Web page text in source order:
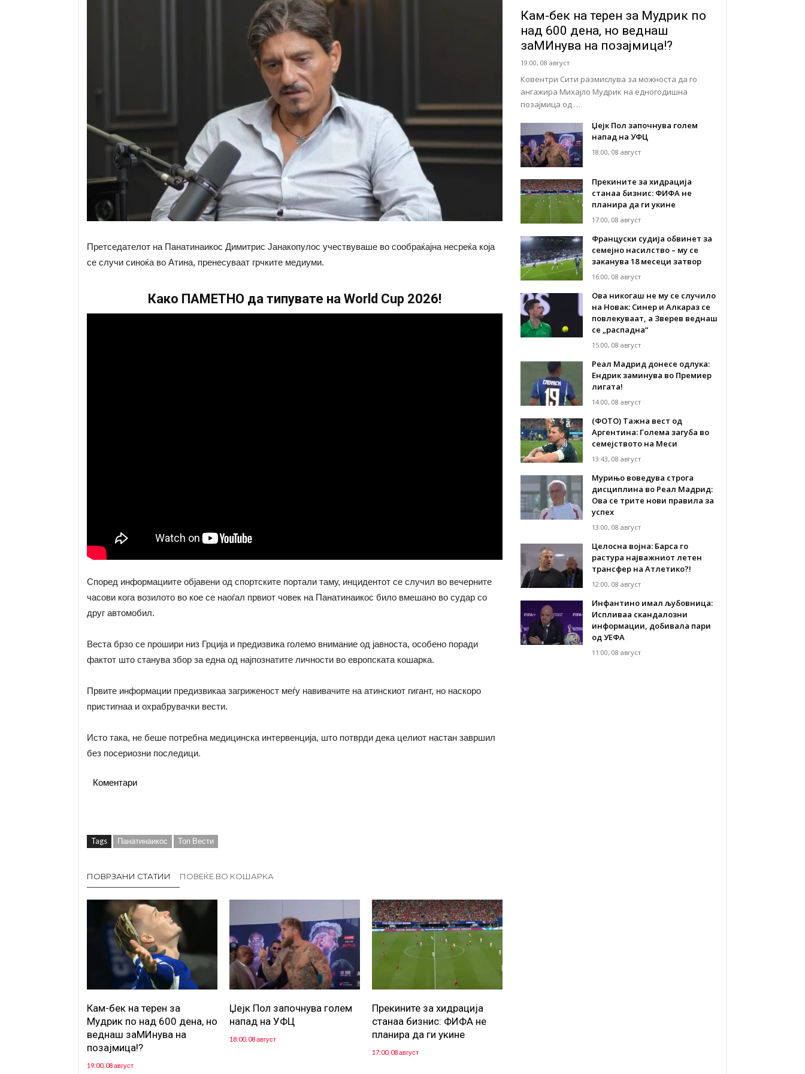
Претседателот на Панатинаикос Димитрис Јанакопулос учествуваше во сообраќајна несреќа која
се случи синоќа во Атина, пренесуваат грчките медиуми.
Како ПАМЕТНО да типувате на World Cup 2026!
Според информациите објавени од спортските портали таму, инцидентот се случил во вечерните
часови кога возилото во кое се наоѓал првиот човек на Панатинаикос било вмешано во судар со
друг автомобил.
Веста брзо се прошири низ Грција и предизвика големо внимание од јавноста, особено поради
фактот што станува збор за една од најпознатите личности во европската кошарка.
Првите информации предизвикаа загриженост меѓу навивачите на атинскиот гигант, но наскоро
пристигнаа и охрабрувачки вести.
Исто така, не беше потребна медицинска интервенција, што потврди дека целиот настан завршил
без посериозни последици.
Коментари
Tags Панатинаикос Топ Вести
ПОВРЗАНИ СТАТИИ ПОВЕЌЕ ВО КОШАРКА
Кам-бек на терен за
Мудрик по над 600 дена, но
веднаш заМИнува на
позајмица!?
19:00, 08 август
Џејк Пол започнува голем
напад на УФЦ
18:00, 08 август
Прекините за хидрација
станаа бизнис: ФИФА не
планира да ги укине
17:00, 08 август
Кам-бек на терен за Мудрик по
над 600 дена, но веднаш
заМИнува на позајмица!?
19:00, 08 август
Ковентри Сити размислува за можноста да го
ангажира Михајло Мудрик на едногодишна
позајмица од …
Џејк Пол започнува голем
напад на УФЦ
18:00, 08 август
Прекините за хидрација
станаа бизнис: ФИФА не
планира да ги укине
17:00, 08 август
Француски судија обвинет за
семејно насилство – му се
заканува 18 месеци затвор
16:00, 08 август
Ова никогаш не му се случило
на Новак: Синер и Алкараз се
повлекуваат, а Зверев веднаш
се „распадна“
15:00, 08 август
Реал Мадрид донесе одлука:
Eндрик заминува во Премиер
лигата!
14:00, 08 август
(ФОТО) Тажна вест од
Аргентина: Голема загуба во
семејството на Меси
13:43, 08 август
Мурињо воведува строга
дисциплина во Реал Мадрид:
Ова се трите нови правила за
успех
13:00, 08 август
Целосна војна: Барса го
растура најважниот летен
трансфер на Атлетико?!
12:00, 08 август
Инфантино имал љубовница:
Испливаа скандалозни
информации, добивала пари
од УЕФА
11:00, 08 август